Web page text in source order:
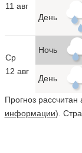
11 авг
День
Ср
12 авг
Ночь
День
Прогноз рассчитан
информации).